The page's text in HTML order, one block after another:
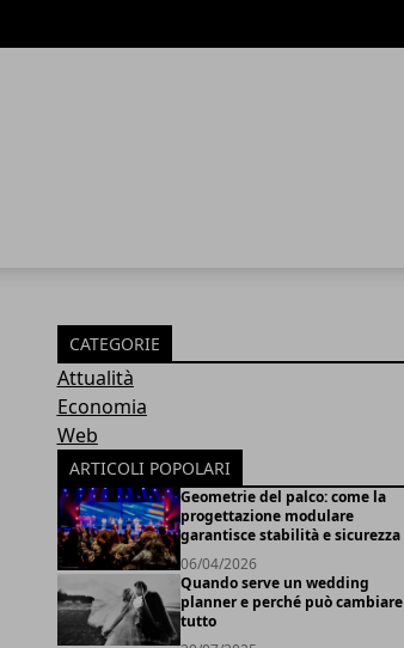
CATEGORIE
Attualità
Economia
Web
ARTICOLI POPOLARI
Geometrie del palco: come la
progettazione modulare
garantisce stabilità e sicurezza
06/04/2026
Quando serve un wedding
planner e perché può cambiare
tutto